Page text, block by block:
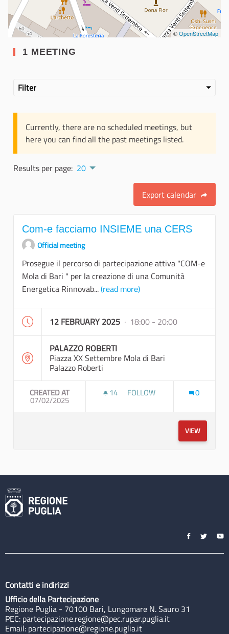
©OpenStreetMap
1 MEETING
Filter
Currently, there are no scheduled meetings, but
here you can find all the past meetings listed.
Results per page: 20
Export calendar
Com-e facciamo INSIEME una CERS
Official meeting
Prosegue il percorso di partecipazione attiva "COM-e
Mola di Bari " per la creazione di una Comunità
Energetica Rinnovab...(read more)
12 FEBRUARY 2025 · 18:00 - 20:00
PALAZZO ROBERTI
Piazza XX Settembre Mola di Bari
Palazzo Roberti
CREATED AT
07/02/2025
14 14 FOLLOWERS
FOLLOW 0
VIEW
Contatti e indirizzi
Ufficio della Partecipazione
Regione Puglia - 70100 Bari, Lungomare N. Sauro 31
PEC: partecipazione.regione@pec.rupar.puglia.it
Email: partecipazione@regione.puglia.it